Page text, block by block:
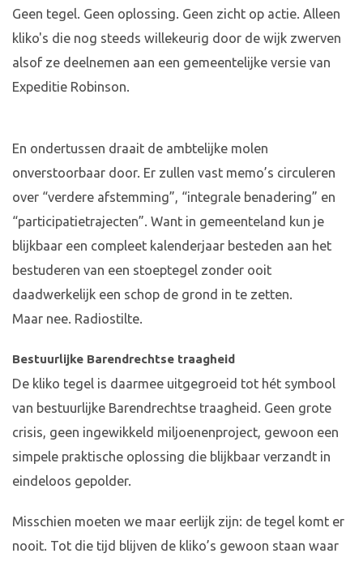
Geen tegel. Geen oplossing. Geen zicht op actie. Alleen
kliko's die nog steeds willekeurig door de wijk zwerven
alsof ze deelnemen aan een gemeentelijke versie van
Expeditie Robinson.
En ondertussen draait de ambtelijke molen
onverstoorbaar door. Er zullen vast memo’s circuleren
over “verdere afstemming”, “integrale benadering” en
“participatietrajecten”. Want in gemeenteland kun je
blijkbaar een compleet kalenderjaar besteden aan het
bestuderen van een stoeptegel zonder ooit
daadwerkelijk een schop de grond in te zetten.
Maar nee. Radiostilte.
Bestuurlijke Barendrechtse traagheid
De kliko tegel is daarmee uitgegroeid tot hét symbool
van bestuurlijke Barendrechtse traagheid. Geen grote
crisis, geen ingewikkeld miljoenenproject, gewoon een
simpele praktische oplossing die blijkbaar verzandt in
eindeloos gepolder.
Misschien moeten we maar eerlijk zijn: de tegel komt er
nooit. Tot die tijd blijven de kliko’s gewoon staan waar